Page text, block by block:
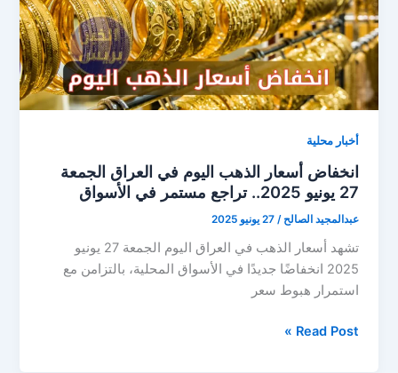
2025..
هبوط
واستقرار
نسبي
أخبار محلية
انخفاض أسعار الذهب اليوم في العراق الجمعة
27 يونيو 2025.. تراجع مستمر في الأسواق
عبدالمجيد الصالح/27 يونيو 2025
تشهد أسعار الذهب في العراق اليوم الجمعة 27 يونيو
2025 انخفاضًا جديدًا في الأسواق المحلية، بالتزامن مع
استمرار هبوط سعر
انخفاض
Read Post »